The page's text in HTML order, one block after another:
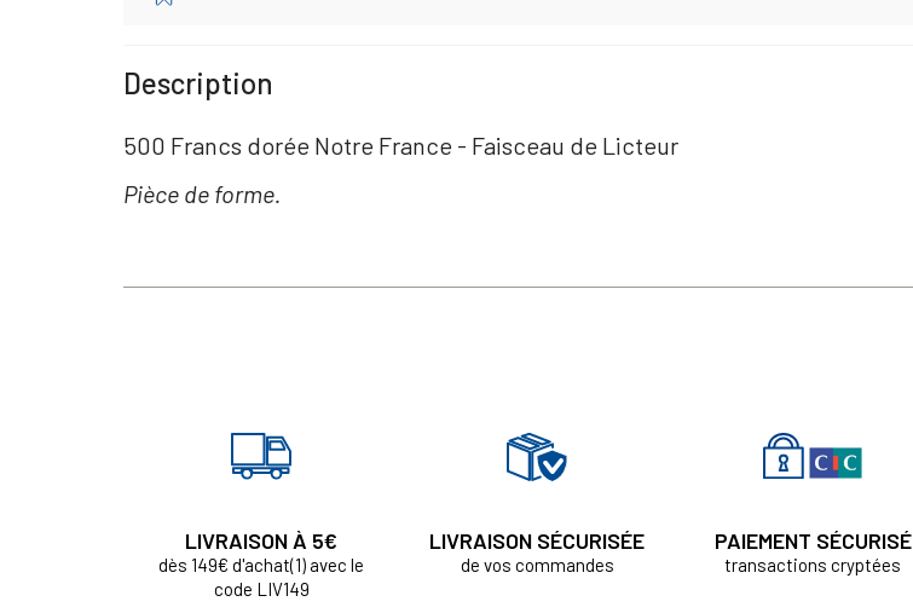
Description
500 Francs dorée Notre France - Faisceau de Licteur
Pièce de forme.
LIVRAISON À 5€
dès 149€ d'achat(1) avec le
code LIV149
LIVRAISON SÉCURISÉE
de vos commandes
PAIEMENT SÉCURISÉ
transactions cryptées